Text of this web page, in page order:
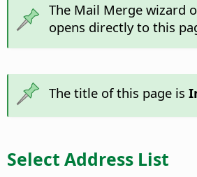
The Mail Merge wizard
opens directly to this
The title of this page is
Select Address List